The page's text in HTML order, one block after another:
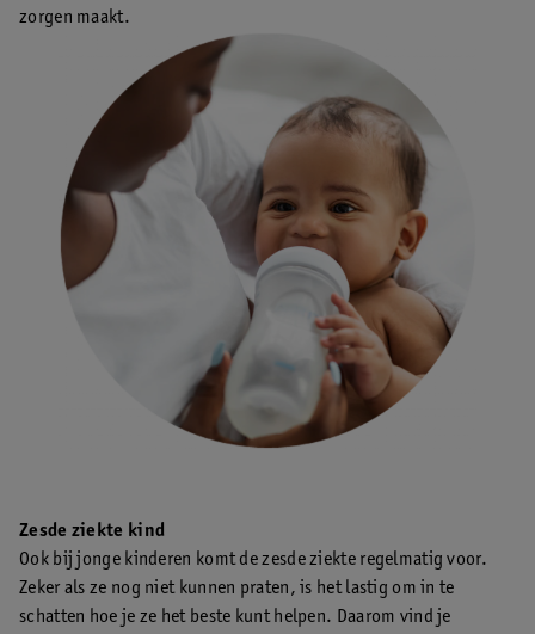
zorgen maakt.
Zesde ziekte kind
Ook bij jonge kinderen komt de zesde ziekte regelmatig voor.
Zeker als ze nog niet kunnen praten, is het lastig om in te
schatten hoe je ze het beste kunt helpen. Daarom vind je